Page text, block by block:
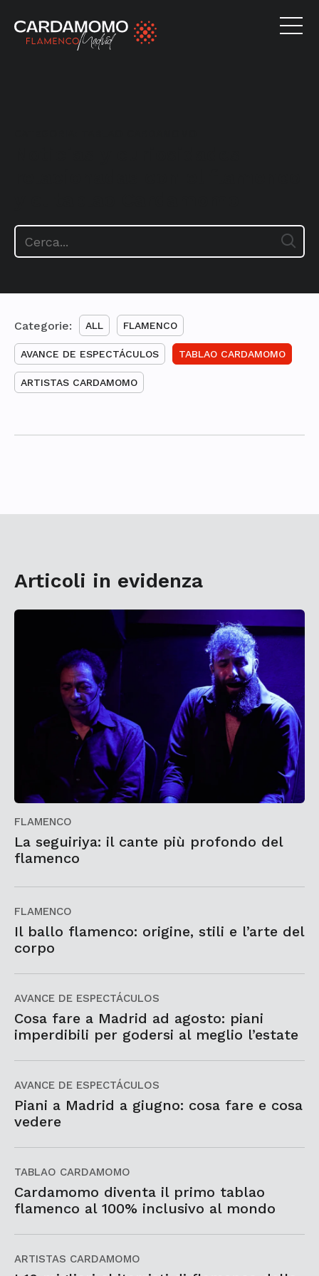
Categorie: ALL FLAMENCO
AVANCE DE ESPECTÁCULOS TABLAO CARDAMOMO
ARTISTAS CARDAMOMO
Articoli in evidenza
FLAMENCO
La seguiriya: il cante più profondo del
flamenco
FLAMENCO
Il ballo flamenco: origine, stili e l’arte del
corpo
AVANCE DE ESPECTÁCULOS
Cosa fare a Madrid ad agosto: piani
imperdibili per godersi al meglio l’estate
AVANCE DE ESPECTÁCULOS
Piani a Madrid a giugno: cosa fare e cosa
vedere
TABLAO CARDAMOMO
Cardamomo diventa il primo tablao
flamenco al 100% inclusivo al mondo
ARTISTAS CARDAMOMO